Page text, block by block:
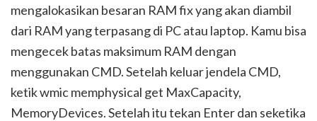
mengalokasikan besaran RAM fix yang akan diambil
dari RAM yang terpasang di PC atau laptop. Kamu bisa
mengecek batas maksimum RAM dengan
menggunakan CMD. Setelah keluar jendela CMD,
ketik wmic memphysical get MaxCapacity,
MemoryDevices. Setelah itu tekan Enter dan seketika